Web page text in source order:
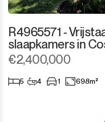
R4965571 -
slaapkamers in
€2,400,000
5 4 1 698m²